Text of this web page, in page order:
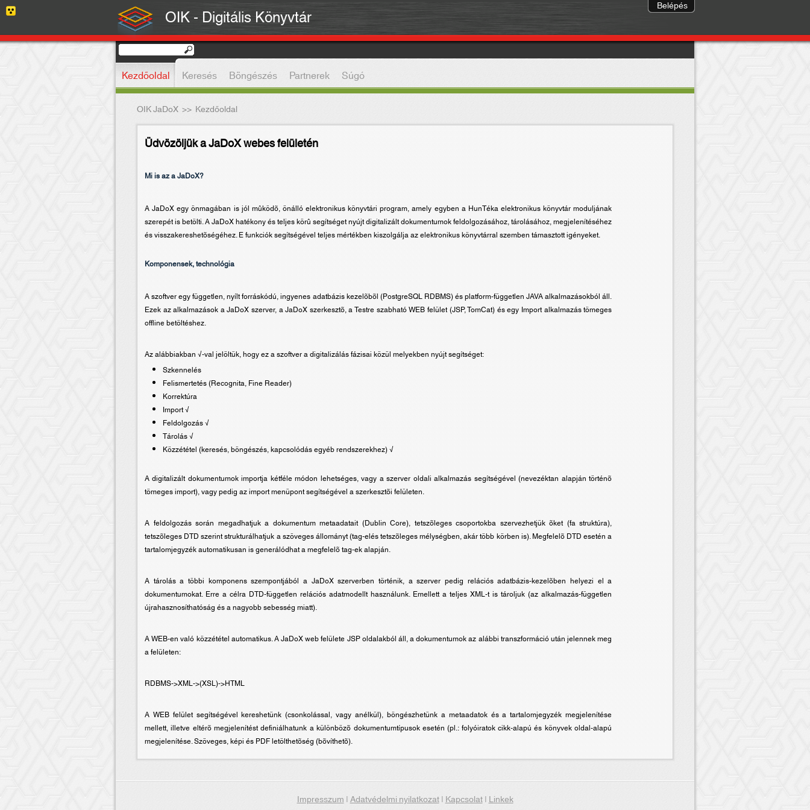
OIK - Digitális Könyvtár
Kezdőoldal Keresés Böngészés Partnerek Súgó
OIK JaDoX >> Kezdőoldal
Belépés
Üdvözöljük a JaDoX webes felületén
Mi is az a JaDoX?
A JaDoX egy önmagában is jól mûködõ, önálló elektronikus könyvtári program, amely egyben a HunTéka elektronikus könyvtár moduljának
szerepét is betölti. A JaDoX hatékony és teljes körû segítséget nyújt digitalizált dokumentumok feldolgozásához, tárolásához, megjelenítéséhez
és visszakereshetõségéhez. E funkciók segítségével teljes mértékben kiszolgálja az elektronikus könyvtárral szemben támasztott igényeket.
Komponensek, technológia
A szoftver egy független, nyílt forráskódú, ingyenes adatbázis kezelõbõl (PostgreSQL RDBMS) és platform-független JAVA alkalmazásokból áll.
Ezek az alkalmazások a JaDoX szerver, a JaDoX szerkesztõ, a Testre szabható WEB felület (JSP, TomCat) és egy Import alkalmazás tömeges
offline betöltéshez.
Az alábbiakban √-val jelöltük, hogy ez a szoftver a digitalizálás fázisai közül melyekben nyújt segítséget:
Szkennelés
Felismertetés (Recognita, Fine Reader)
Korrektúra
Import √
Feldolgozás √
Tárolás √
Közzététel (keresés, böngészés, kapcsolódás egyéb rendszerekhez) √
A digitalizált dokumentumok importja kétféle módon lehetséges, vagy a szerver oldali alkalmazás segítségével (nevezéktan alapján történõ
tömeges import), vagy pedig az import menüpont segítségével a szerkesztõi felületen.
A feldolgozás során megadhatjuk a dokumentum metaadatait (Dublin Core), tetszõleges csoportokba szervezhetjük õket (fa struktúra),
tetszõleges DTD szerint strukturálhatjuk a szöveges állományt (tag-elés tetszõleges mélységben, akár több körben is). Megfelelõ DTD esetén a
tartalomjegyzék automatikusan is generálódhat a megfelelõ tag-ek alapján.
A tárolás a többi komponens szempontjából a JaDoX szerverben történik, a szerver pedig relációs adatbázis-kezelõben helyezi el a
dokumentumokat. Erre a célra DTD-független relációs adatmodellt használunk. Emellett a teljes XML-t is tároljuk (az alkalmazás-független
újrahasznosíthatóság és a nagyobb sebesség miatt).
A WEB-en való közzététel automatikus. A JaDoX web felülete JSP oldalakból áll, a dokumentumok az alábbi transzformáció után jelennek meg
a felületen:
RDBMS->XML->(XSL)->HTML
A WEB felület segítségével kereshetünk (csonkolással, vagy anélkül), böngészhetünk a metaadatok és a tartalomjegyzék megjelenítése
mellett, illetve eltérõ megjelenítést definiálhatunk a különbözõ dokumentumtípusok esetén (pl.: folyóiratok cikk-alapú és könyvek oldal-alapú
megjelenítése. Szöveges, képi és PDF letölthetõség (bõvíthetõ).
Impresszum|Adatvédelmi nyilatkozat|Kapcsolat|Linkek